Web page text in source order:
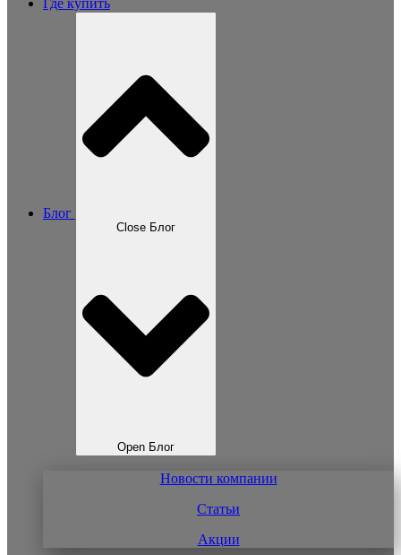
Где купить
Блог
Close Блог
Open Блог
Новости компании
Статьи
Акции